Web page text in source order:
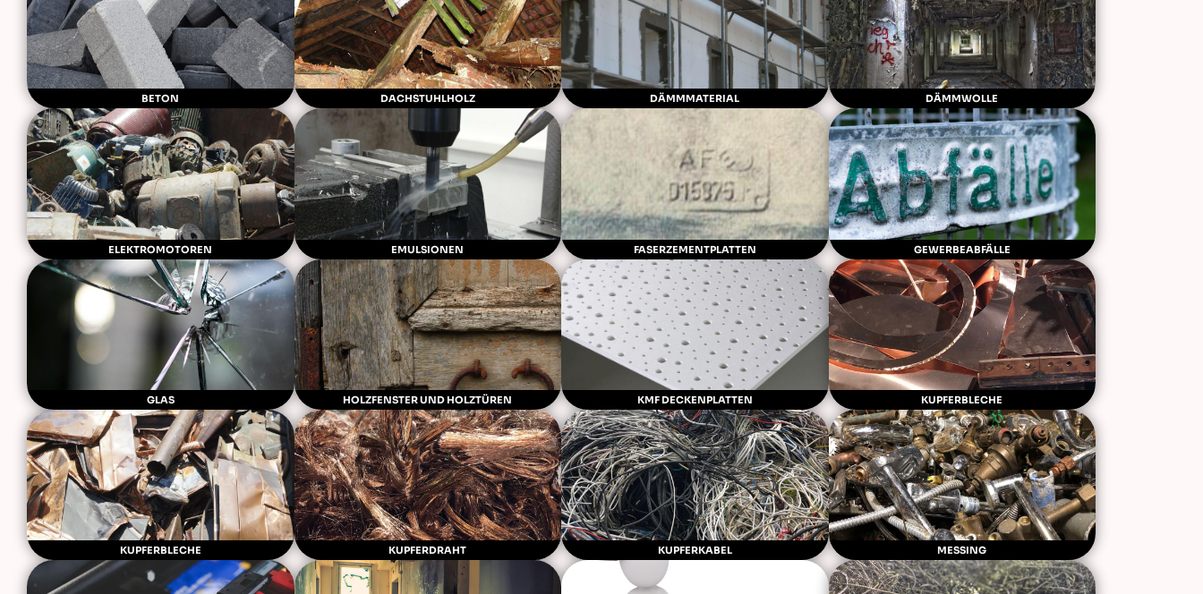
BETON DACHSTUHLHOLZ DÄMMMATERIAL DÄMMWOLLE
ELEKTROMOTOREN EMULSIONEN FASERZEMENTPLATTEN GEWERBEABFÄLLE
GLAS HOLZFENSTER UND HOLZTÜREN KMF DECKENPLATTEN KUPFERBLECHE
KUPFERBLECHE KUPFERDRAHT KUPFERKABEL MESSING